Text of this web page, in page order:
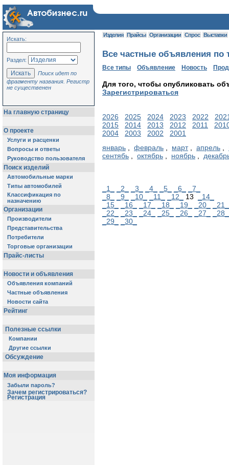
Искать:
Раздел:
Поиск идет по
фрагменту названия. Регистр
не существенен
На главную страницу
О проекте
Услуги и расценки
Вопросы и ответы
Руководство пользователя
Поиск изделий
Автомобильные марки
Типы автомобилей
Классификация по
назначению
Организации
Производители
Представительства
Потребители
Торговые организации
Прайс-листы
Новости и объявления
Объявления компаний
Частные объявления
Новости сайта
Рейтинг
Полезные ссылки
Компании
Другие ссылки
Обсуждение
Моя информация
Забыли пароль?
Зачем регистрироваться?
Регистрация
Изделия Прайсы Организации Спрос Выставки
Все частные объявления по
Все типы Объявление Новость
Для того, чтобы опубликовать
Зарегистрироваться
2026 2025 2024 2023 2022
2015
2014 2013 2012 2011
2004
2003 2002
2001
январь , февраль , март, апрель ,
сентябь , октябрь , ноябрь ,
_1_ _2_ _3_ _4_ _5_ _6_
_7_
_8_
_9_ _10_ _11_ _12_ 13
_14_
_15_
_16_ _17_ _18_ _19_ _20_
_21_
_22_
_23_ _24_ _25_ _26_ _27_
_28_
_29_
_30_